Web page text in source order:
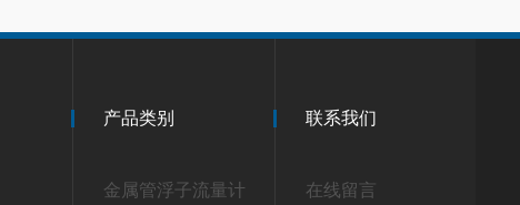
产品类别
金属管浮子流量计
联系我们
在线留言